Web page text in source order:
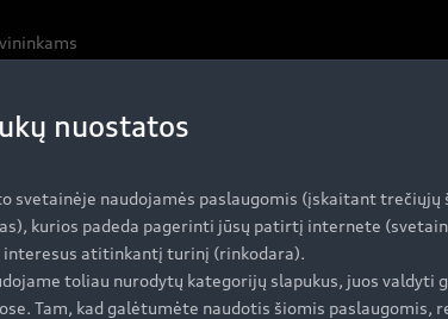
nuostatos
svetainėje naudojamės paslaugomis (įskaitant trečiųjų
kurios padeda pagerinti jūsų patirtį internete
atitinkantį turinį (rinkodara).
toliau nurodytų kategorijų slapukus, juos valdyti
Tam, kad galėtumėte naudotis šiomis paslaugomis,